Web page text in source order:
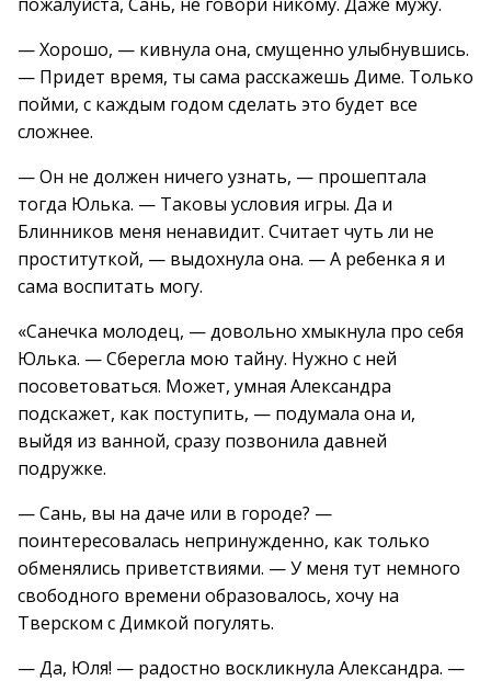
— Хорошо, — кивнула она, смущенно улыбнувшись.
— Придет время, ты сама расскажешь Диме. Только
пойми, с каждым годом сделать это будет все
сложнее.
— Он не должен ничего узнать, — прошептала
тогда Юлька. — Таковы условия игры. Да и
Блинников меня ненавидит. Считает чуть ли не
проституткой, — выдохнула она. — А ребенка я и
сама воспитать могу.
«Санечка молодец, — довольно хмыкнула про себя
Юлька. — Сберегла мою тайну. Нужно с ней
посоветоваться. Может, умная Александра
подскажет, как поступить, — подумала она и,
выйдя из ванной, сразу позвонила давней
подружке.
— Сань, вы на даче или в городе? —
поинтересовалась непринужденно, как только
обменялись приветствиями. — У меня тут немного
свободного времени образовалось, хочу на
Тверском с Димкой погулять.
— Да, Юля! — радостно воскликнула Александра. —